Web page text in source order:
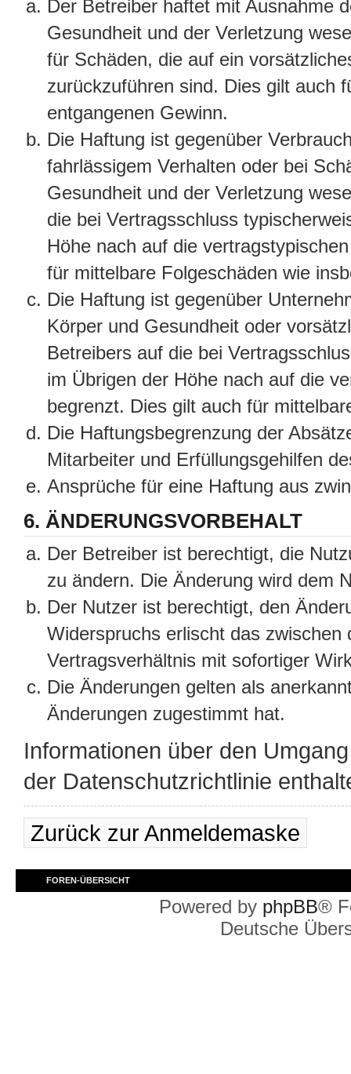
Der Betreiber haftet mit Ausnahme
Gesundheit und der Verletzung
für Schäden, die auf ein
zurückzuführen sind. Dies gilt auch
entgangenen Gewinn.
Die Haftung ist gegenüber
fahrlässigem Verhalten oder bei
Gesundheit und der Verletzung
die bei Vertragsschluss
Höhe nach auf die
für mittelbare Folgeschäden wie
Die Haftung ist gegenüber
Körper und Gesundheit oder
Betreibers auf die bei
im Übrigen der Höhe nach auf die
begrenzt. Dies gilt auch für
Die Haftungsbegrenzung der
Mitarbeiter und Erfüllungsgehilfen
Ansprüche für eine Haftung aus
6. ÄNDERUNGSVORBEHALT
Der Betreiber ist berechtigt, die
zu ändern. Die Änderung wird dem
Der Nutzer ist berechtigt, den
Widerspruchs erlischt das
Vertragsverhältnis mit sofortiger
Die Änderungen gelten als
Änderungen zugestimmt hat.
Informationen über den
der Datenschutzrichtlinie
Zurück zur Anmeldemaske
FOREN-ÜBERSICHT
Powered by phpBB®
Deutsche